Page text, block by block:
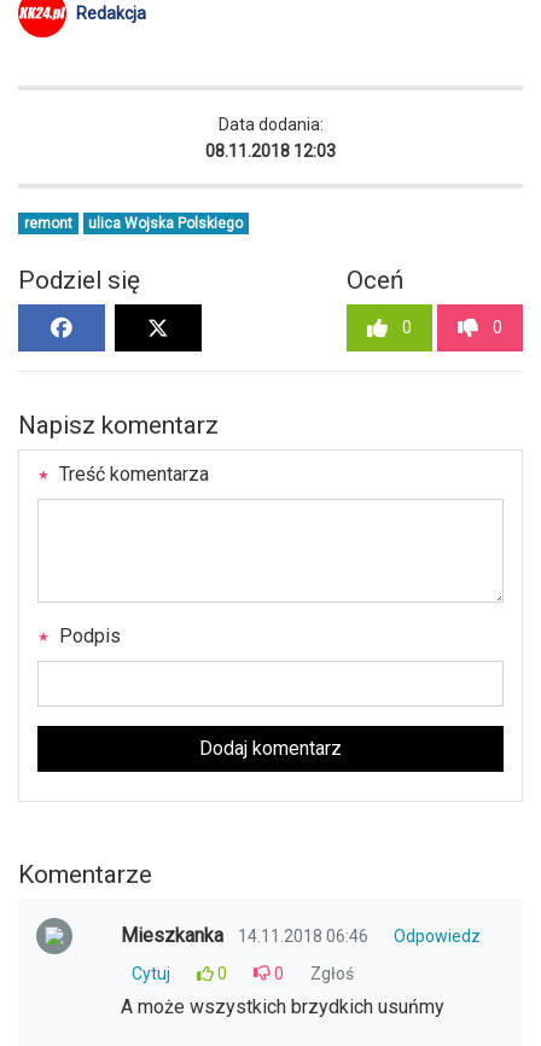
Redakcja
Data dodania:
08.11.2018 12:03
remont ulica Wojska Polskiego
Podziel się Oceń
0 0
Napisz komentarz
Treść komentarza
Podpis
Dodaj komentarz
Komentarze
Mieszkanka 14.11.2018 06:46
Odpowiedz
Cytuj
0 0 Zgłoś
A może wszystkich brzydkich usuńmy